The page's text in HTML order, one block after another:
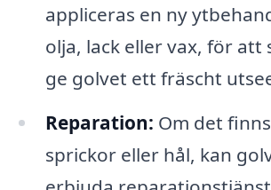
appliceras en ny
olja, lack eller vax, för att
ge golvet ett fräscht
Reparation: Om det
sprickor eller hål, kan